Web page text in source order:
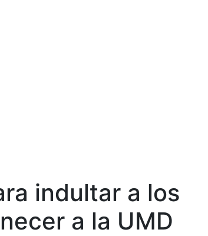
indultar a los
a la UMD